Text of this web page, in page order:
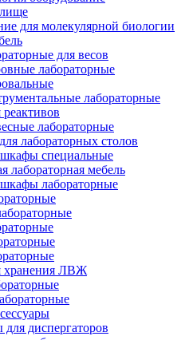
для молекулярной биологии
для весов
лабораторные
лабораторные
лабораторные
лабораторных столов
специальные
лабораторная мебель
лабораторные
ЛВЖ
для диспергаторов